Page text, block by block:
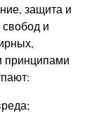
защита и
и
принципами